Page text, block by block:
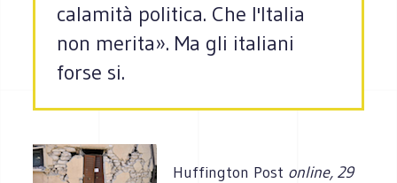
calamità politica. Che l'Italia
non merita». Ma gli italiani
forse si.
Huffington Post online, 29